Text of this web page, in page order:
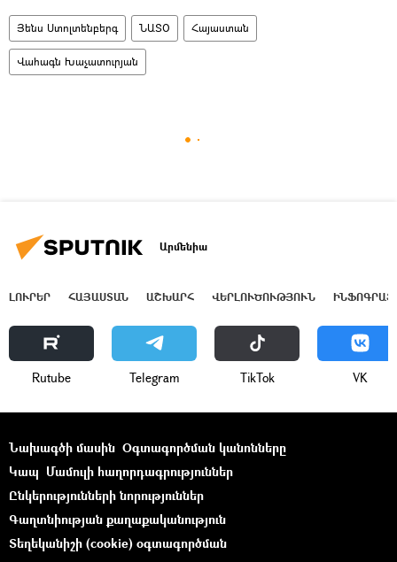
Յենս Ստոլտենբերգ ՆԱՏՕ Հայաստան
Վահագն Խաչատուրյան
Արմենիա
ԼՈՒՐԵՐ ՀԱՅԱՍՏԱՆ ԱՇԽԱՐՀ ՎԵՐԼՈՒԾՈՒԹՅՈՒՆ
Rutube Telegram ТikТоk VK
Նախագծի մասին Օգտագործման կանոնները
Կապ Մամուլի հաղորդագրություններ
Ընկերությունների նորություններ
Գաղտնիության քաղաքականություն
Տեղեկանիշի (cookie) օգտագործման